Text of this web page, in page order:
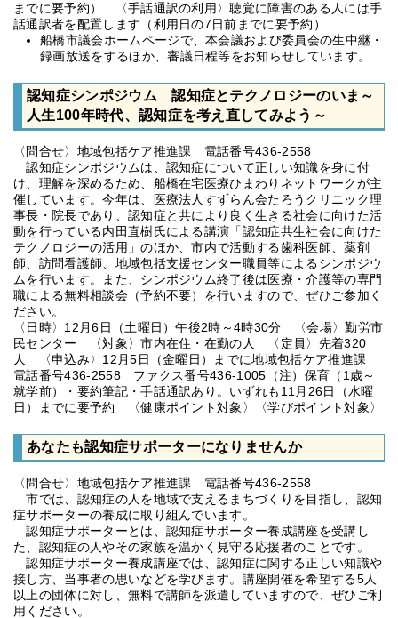
までに要予約） 〈手話通訳の利用〉聴覚に障害のある人には手
話通訳者を配置します（利用日の7日前までに要予約）
船橋市議会ホームページで、本会議および委員会の生中継・
録画放送をするほか、審議日程等をお知らせしています。
認知症シンポジウム 認知症とテクノロジーのいま～
人生100年時代、認知症を考え直してみよう～
〈問合せ〉地域包括ケア推進課 電話番号436-2558
認知症シンポジウムは、認知症について正しい知識を身に付
け、理解を深めるため、船橋在宅医療ひまわりネットワークが主
催しています。今年は、医療法人すずらん会たろうクリニック理
事長・院長であり、認知症と共により良く生きる社会に向けた活
動を行っている内田直樹氏による講演「認知症共生社会に向けた
テクノロジーの活用」のほか、市内で活動する歯科医師、薬剤
師、訪問看護師、地域包括支援センター職員等によるシンポジウ
ムを行います。また、シンポジウム終了後は医療・介護等の専門
職による無料相談会（予約不要）を行いますので、ぜひご参加く
ださい。
〈日時〉12月6日（土曜日）午後2時～4時30分 〈会場〉勤労市
民センター 〈対象〉市内在住・在勤の人 〈定員〉先着320
人 〈申込み〉12月5日（金曜日）までに地域包括ケア推進課
電話番号436-2558 ファクス番号436-1005（注）保育（1歳～
就学前）・要約筆記・手話通訳あり。いずれも11月26日（水曜
日）までに要予約 〈健康ポイント対象〉〈学びポイント対象〉
あなたも認知症サポーターになりませんか
〈問合せ〉地域包括ケア推進課 電話番号436-2558
市では、認知症の人を地域で支えるまちづくりを目指し、認知
症サポーターの養成に取り組んでいます。
認知症サポーターとは、認知症サポーター養成講座を受講し
た、認知症の人やその家族を温かく見守る応援者のことです。
認知症サポーター養成講座では、認知症に関する正しい知識や
接し方、当事者の思いなどを学びます。講座開催を希望する5人
以上の団体に対し、無料で講師を派遣していますので、ぜひご利
用ください。